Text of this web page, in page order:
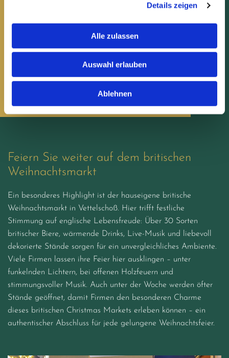
Details zeigen
Alle zulassen
Auswahl erlauben
Ablehnen
Die Getränke erfolgen nach Abrechnung.
Gerne realisieren wir auch ein Buffet für Sie oder
wahlweise können Sie Ihr eigenes Catering-
Unternehmen organisieren.
Feiern Sie weiter auf dem britischen
Weihnachtsmarkt
Ein besonderes Highlight ist der hauseigene britische
Weihnachtsmarkt in Vettelschoß. Hier trifft festliche
Stimmung auf englische Lebensfreude: Über 30 Sorten
britischer Biere, wärmende Drinks, Live-Musik und liebevoll
dekorierte Stände sorgen für ein unvergleichliches Ambiente.
Viele Firmen lassen ihre Feier hier ausklingen – unter
funkelnden Lichtern, bei offenen Holzfeuern und
stimmungsvoller Musik. Auch unter der Woche werden öfter
Stände geöffnet, damit Firmen den besonderen Charme
dieses britischen Christmas Markets erleben können – ein
authentischer Abschluss für jede gelungene Weihnachtsfeier.